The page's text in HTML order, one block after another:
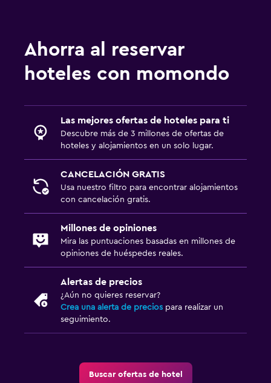
Ahorra al reservar
hoteles con momondo
Las mejores ofertas de hoteles para ti
Descubre más de 3 millones de ofertas de
hoteles y alojamientos en un solo lugar.
CANCELACIÓN GRATIS
Usa nuestro filtro para encontrar alojamientos
con cancelación gratis.
Millones de opiniones
Mira las puntuaciones basadas en millones de
opiniones de huéspedes reales.
Alertas de precios
¿Aún no quieres reservar?
Crea una alerta de precios para realizar un
seguimiento.
Buscar ofertas de hotel